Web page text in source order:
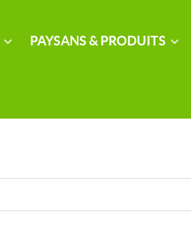
PAYSANS & PRODUITS